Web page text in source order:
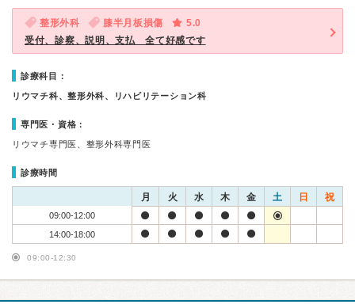
整形外科 膝半月板損傷
5.0
受付、診察、説明、支払 全て好感です
診療科目：
リウマチ科、整形外科、リハビリテーション科
専門医・資格：
リウマチ専門医、整形外科専門医
診療時間
月 火 水 木 金 土 日 祝
09:00-12:00
14:00-18:00
09:00-12:30